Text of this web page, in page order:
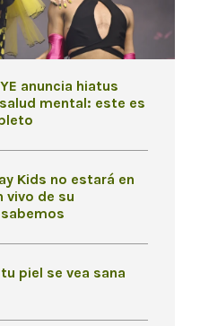
anuncia hiatus
mental: este es
Kids no estará en
vivo de su
piel se vea sana